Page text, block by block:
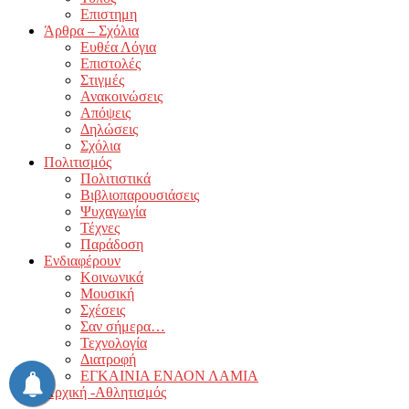
Επιστημη
Άρθρα – Σχόλια
Ευθέα Λόγια
Επιστολές
Στιγμές
Ανακοινώσεις
Απόψεις
Δηλώσεις
Σχόλια
Πολιτισμός
Πολιτιστικά
Βιβλιοπαρουσιάσεις
Ψυχαγωγία
Τέχνες
Παράδοση
Ενδιαφέρουν
Κοινωνικά
Μουσική
Σχέσεις
Σαν σήμερα…
Τεχνολογία
Διατροφή
ΕΓΚΑΙΝΙΑ ΕΝΑΟΝ ΛΑΜΙΑ
Αρχική -Αθλητισμός